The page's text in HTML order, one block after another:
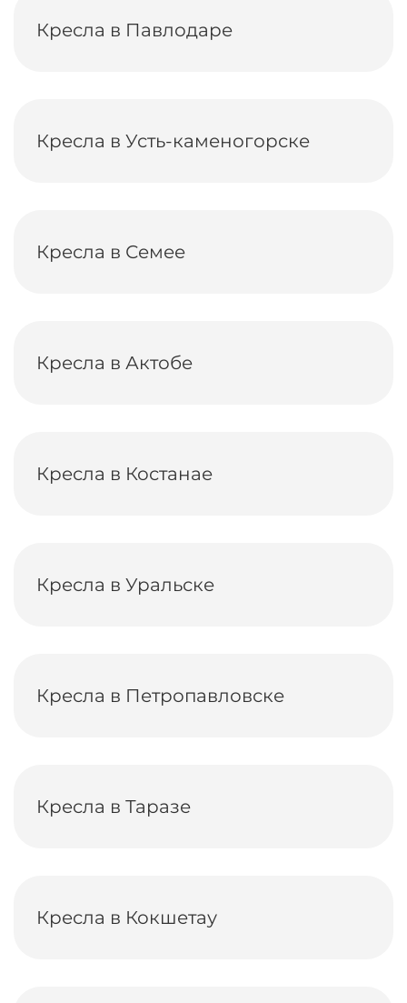
Кресла в Павлодаре
Кресла в Усть-каменогорске
Кресла в Семее
Кресла в Актобе
Кресла в Костанае
Кресла в Уральске
Кресла в Петропавловске
Кресла в Таразе
Кресла в Кокшетау